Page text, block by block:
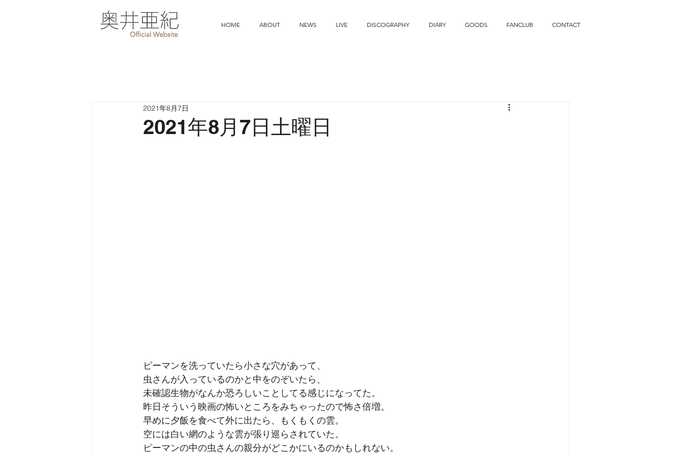
HOME ABOUT NEWS LIVE DISCOGRAPHY DIARY GOODS FANCLUB CONTACT
2021年8月7日土曜日
2021年8月7日
ピーマンを洗っていたら小さな穴があって、
虫さんが入っているのかと中をのぞいたら、
未確認生物がなんか恐ろしいことしてる感じになってた。
昨日そういう映画の怖いところをみちゃったので怖さ倍増。
早めに夕飯を食べて外に出たら、もくもくの雲。
空には白い網のような雲が張り巡らされていた。
ピーマンの中の虫さんの親分がどこかにいるのかもしれない。